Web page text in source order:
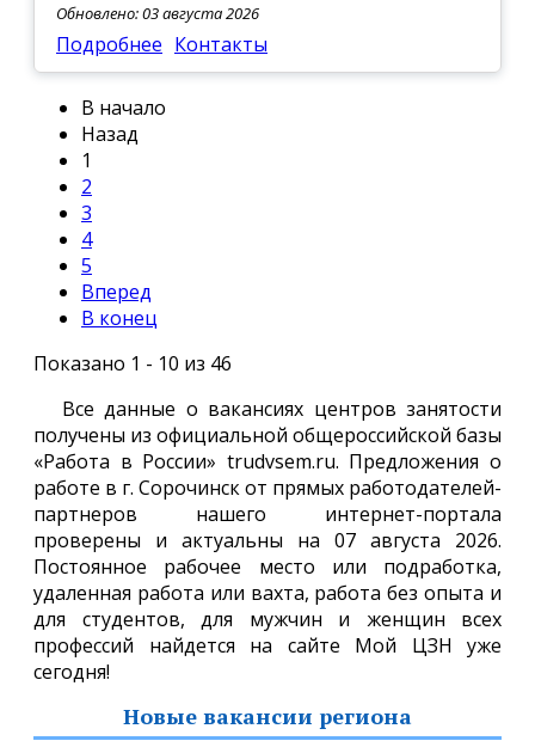
Обновлено: 03 августа 2026
Подробнее Контакты
В начало
Назад
1
2
3
4
5
Вперед
В конец
Показано 1 - 10 из 46
Все данные о вакансиях центров занятости
получены из официальной общероссийской базы
«Работа в России» trudvsem.ru. Предложения о
работе в г. Сорочинск от прямых работодателей-
партнеров нашего интернет-портала
проверены и актуальны на 07 августа 2026.
Постоянное рабочее место или подработка,
удаленная работа или вахта, работа без опыта и
для студентов, для мужчин и женщин всех
профессий найдется на сайте Мой ЦЗН уже
сегодня!
Новые вакансии региона